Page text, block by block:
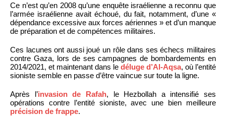
Ce n’est qu’en 2008 qu’une enquête israélienne a reconnu que
l’armée israélienne avait échoué, du fait, notamment, d’une «
dépendance excessive aux forces aériennes » et d’un manque
de préparation et de compétences militaires.
Ces lacunes ont aussi joué un rôle dans ses échecs militaires
contre Gaza, lors de ses campagnes de bombardements en
2014/2021, et maintenant dans le déluge d’Al-Aqsa, où l’entité
sioniste semble en passe d’être vaincue sur toute la ligne.
Après l’invasion de Rafah, le Hezbollah a intensifié ses
opérations contre l’entité sioniste, avec une bien meilleure
précision de frappe.